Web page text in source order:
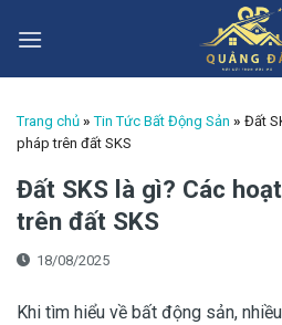
Trang chủ »Tin Tức Bất Động Sản » Đất
pháp trên đất SKS
Đất SKS là gì? Các
trên đất SKS
18/08/2025
Khi tìm hiểu về bất động sản,